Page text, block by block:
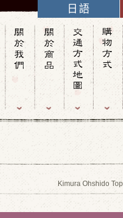
日語
Kimura Ohshido Top